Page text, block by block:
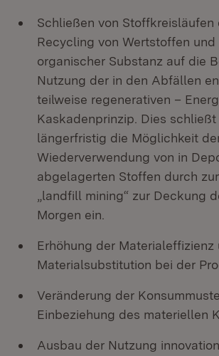
Schließen von Stoffkreisläufen
Recycling von Wertstoffen
organischer Substanz auf die
Nutzung der in den Abfällen
teilweise regenerativen –
Kaskadenprinzip. Dies schließt
längerfristig die Möglichkeit
Wiederverwendung von in
abgelagerten Stoffen durch
„landfill mining“ zur Deckung
Morgen ein.
Erhöhung der Materialeffizienz
Materialsubstitution bei der
Veränderung der
Einbeziehung des materiellen
Ausbau der Nutzung